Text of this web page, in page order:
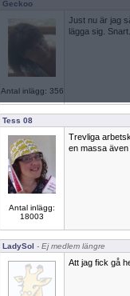
Geckoo
Antal inlägg: 356
Just nu är jag
lägga sig. Snart.
Tess 08
Antal inlägg:
18003
Trevliga
en massa även
LadySol - Ej medlem längre
Att jag fick gå